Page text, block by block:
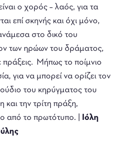
ο χορός – λαός, για τα
επί σκηνής και όχι μόνο,
στο δικό του
των ηρώων του δράματος,
πράξεις. Μήπως το ποίμνιο
για να μπορεί να ορίζει τον
του κηρύγματος του
την τρίτη πράξη,
από το πρωτότυπο. | Ιόλη